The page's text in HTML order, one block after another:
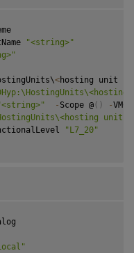
"<string>"
<hosting unit
- Scope @ ( ) -
unit
"L7_20"